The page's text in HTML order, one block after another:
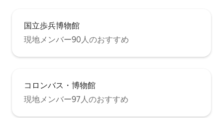
国立歩兵博物館
現地メンバー90人のおすすめ
コロンバス・博物館
現地メンバー97人のおすすめ